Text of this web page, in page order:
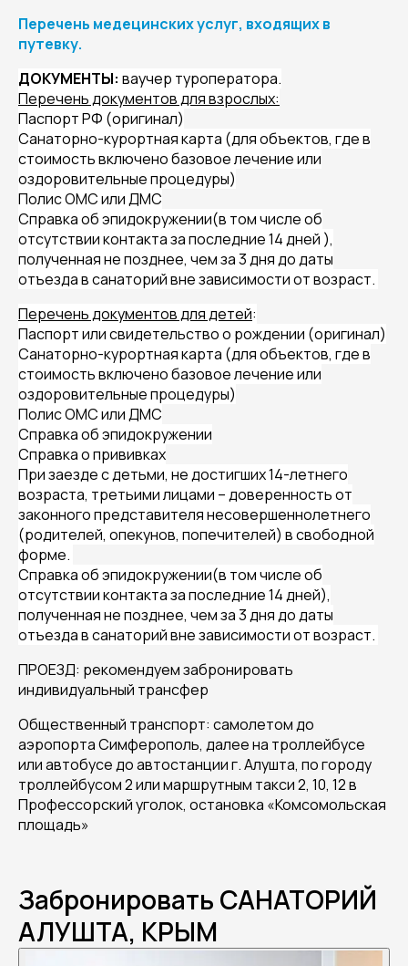
Перечень медецинских услуг, входящих в
путевку.
ДОКУМЕНТЫ: ваучер туроператора.
Перечень документов для взрослых:
Паспорт РФ (оригинал)
Санаторно-курортная карта (для объектов, где в
стоимость включено базовое лечение или
оздоровительные процедуры)
Полис ОМС или ДМС
Справка об эпидокружении(в том числе об
отсутствии контакта за последние 14 дней ),
полученная не позднее, чем за 3 дня до даты
отъезда в санаторий вне зависимости от возраст.
Перечень документов для детей:
Паспорт или свидетельство о рождении (оригинал)
Санаторно-курортная карта (для объектов, где в
стоимость включено базовое лечение или
оздоровительные процедуры)
Полис ОМС или ДМС
Справка об эпидокружении
Справка о прививках
При заезде с детьми, не достигших 14-летнего
возраста, третьими лицами – доверенность от
законного представителя несовершеннолетнего
(родителей, опекунов, попечителей) в свободной
форме.
Справка об эпидокружении(в том числе об
отсутствии контакта за последние 14 дней),
полученная не позднее, чем за 3 дня до даты
отъезда в санаторий вне зависимости от возраст.
ПРОЕЗД: рекомендуем забронировать
индивидуальный трансфер
Общественный транспорт: самолетом до
аэропорта Симферополь, далее на троллейбусе
или автобусе до автостанции г. Алушта, по городу
троллейбусом 2 или маршрутным такси 2, 10, 12 в
Профессорский уголок, остановка «Комсомольская
площадь»
Забронировать САНАТОРИЙ
АЛУШТА, КРЫМ